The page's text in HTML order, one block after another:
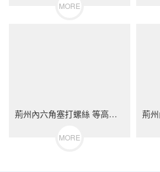
MORE
荊州內六角塞打螺絲 等高限位螺栓 不銹鋼（304/316）碳鋼 合金鋼
MORE